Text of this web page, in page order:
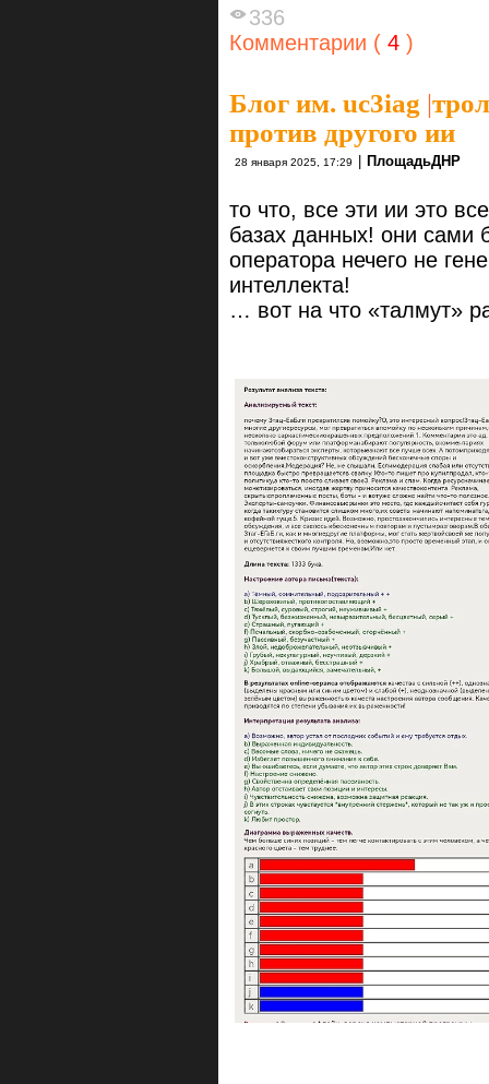
336
Комментарии ( 4 )
Блог им. uc3iag |
против другого ии
28 января 2025, 17:29 ПлощадьДНР
то что, все эти ии это
базах данных! они сами
оператора нечего не
интеллекта!
… вот на что «талмут»